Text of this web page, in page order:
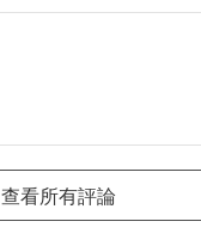
查看所有評論